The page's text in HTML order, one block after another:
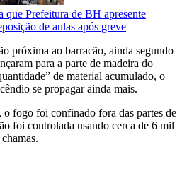
que Prefeitura de BH apresente
de aulas após greve
próxima ao barracão, ainda segundo
para a parte de madeira do
de material acumulado, o
se propagar ainda mais.
o fogo foi confinado fora das partes de
foi controlada usando cerca de 6 mil